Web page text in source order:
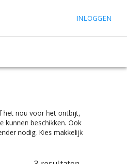
INLOGGEN
het nou voor het ontbijt,
kunnen beschikken. Ook
nodig. Kies makkelijk
is heeft of een
je de kleur die het beste